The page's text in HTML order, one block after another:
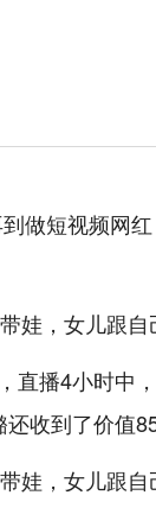
做短视频网
直播4小时中
收到了价值